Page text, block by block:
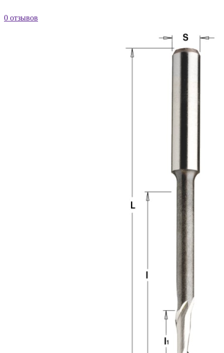
0 отзывов